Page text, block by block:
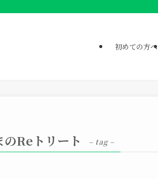
初めての方へ
のReトリート – tag –